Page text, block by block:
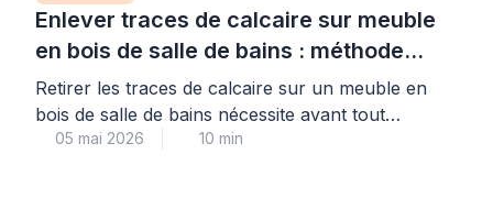
Enlever traces de calcaire sur meuble
en bois de salle de bains : méthode
professionnelle
Retirer les traces de calcaire sur un meuble en
bois de salle de bains nécessite avant tout
d’identifier correctement le type de finition pour
05 mai 2026 10 min